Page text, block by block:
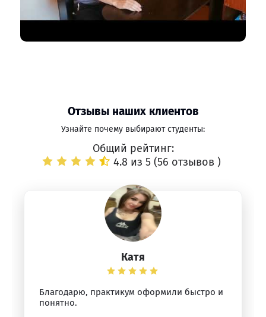
Отзывы наших клиентов
Узнайте почему выбирают студенты:
Общий рейтинг:
4.8 из 5 (56 отзывов )
Катя
Благодарю, практикум оформили быстро и
понятно.